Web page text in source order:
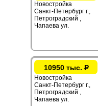
Новостройка
Санкт-Петербург г.,
Петроградский ,
Чапаева ул.
10950 тыс.Р
Новостройка
Санкт-Петербург г.,
Петроградский ,
Чапаева ул.